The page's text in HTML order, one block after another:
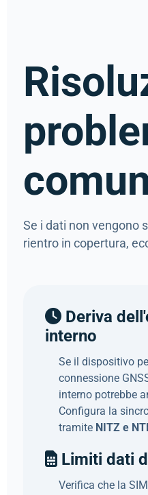
Se i dati non vengono
rientro in copertura,
Deriva
interno
Se il dispositivo
connessione
interno potrebbe
Configura la
tramite NITZ e
Limiti dati
Verifica che la